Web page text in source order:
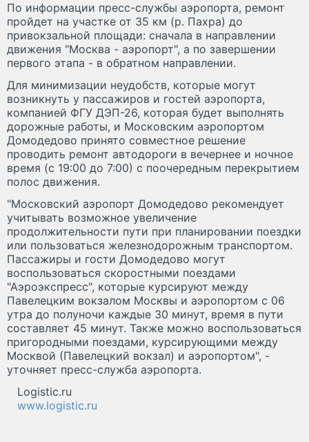
По информации пресс-службы аэропорта, ремонт
пройдет на участке от 35 км (р. Пахра) до
привокзальной площади: сначала в направлении
движения "Москва - аэропорт", а по завершении
первого этапа - в обратном направлении.
Для минимизации неудобств, которые могут
возникнуть у пассажиров и гостей аэропорта,
компанией ФГУ ДЭП-26, которая будет выполнять
дорожные работы, и Московским аэропортом
Домодедово принято совместное решение
проводить ремонт автодороги в вечернее и ночное
время (с 19:00 до 7:00) с поочередным перекрытием
полос движения.
"Московский аэропорт Домодедово рекомендует
учитывать возможное увеличение
продолжительности пути при планировании поездки
или пользоваться железнодорожным транспортом.
Пассажиры и гости Домодедово могут
воспользоваться скоростными поездами
"Аэроэкспресс", которые курсируют между
Павелецким вокзалом Москвы и аэропортом с 06
утра до полуночи каждые 30 минут, время в пути
составляет 45 минут. Также можно воспользоваться
пригородными поездами, курсирующими между
Москвой (Павелецкий вокзал) и аэропортом", -
уточняет пресс-служба аэропорта.
Logistic.ru
www.logistic.ru